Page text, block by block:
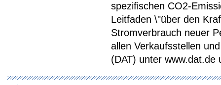
spezifischen CO2-
Leitfaden \"über den
Stromverbrauch neuer
allen Verkaufsstellen
(DAT) unter www.dat.de